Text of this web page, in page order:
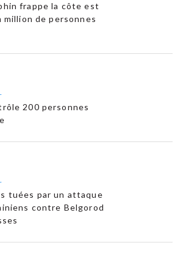
frappe la côte est
million de personnes
200 personnes
tuées par un attaque
contre Belgorod